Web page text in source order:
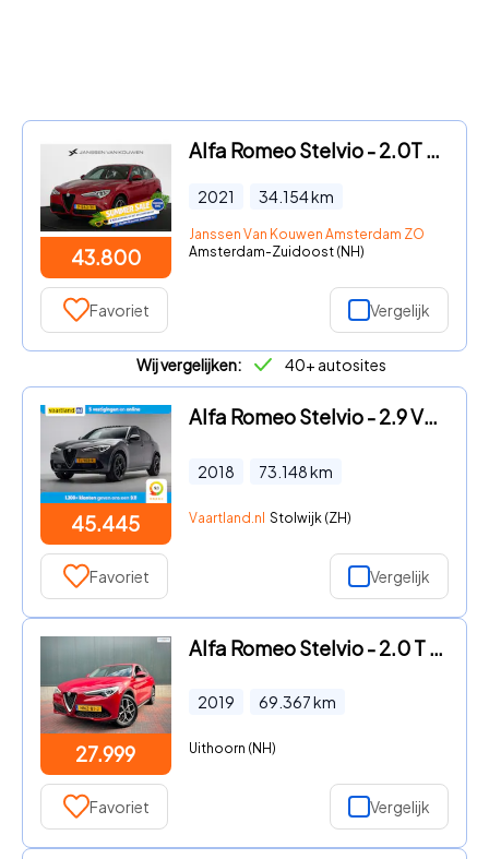
43.800
Alfa Romeo Stelvio - 2.0T 280pk AWD Veloce / Carplay / Adaptieve Cruise / Leder /
2021 34.154km
Janssen Van Kouwen Amsterdam ZO
Amsterdam-Zuidoost (NH)
Favoriet Vergelijk
Wij vergelijken: 40+ autosites
45.445
Alfa Romeo Stelvio - 2.9 V6 AWD Quadrifoglio 510pk [ Panorama Harman/Kardon Navi
2018 73.148km
Vaartland.nl Stolwijk (ZH)
Favoriet Vergelijk
27.999
Alfa Romeo Stelvio - 2.0 T AWD * Climate * Cruise * Led * Navi * Volledig Onderho
2019 69.367km
Uithoorn (NH)
Favoriet Vergelijk